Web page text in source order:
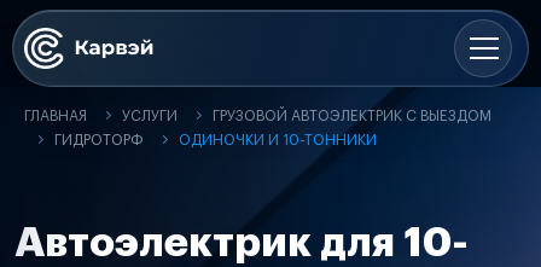
ГЛАВНАЯ УСЛУГИ
ГРУЗОВОЙ АВТОЭЛЕКТРИК С ВЫЕЗДОМ
ГИДРОТОРФ
ОДИНОЧКИ И 10-ТОННИКИ
Автоэлектрик для 10-